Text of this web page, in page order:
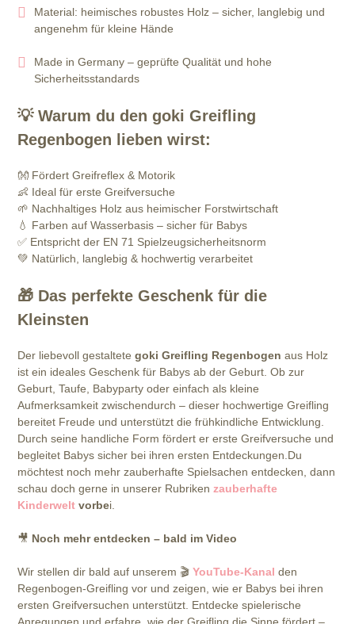
Material: heimisches robustes Holz – sicher, langlebig und
angenehm für kleine Hände
Made in Germany – geprüfte Qualität und hohe
Sicherheitsstandards
💡Warum du den goki Greifling
Regenbogen lieben wirst:
👐 Fördert Greifreflex & Motorik
👶 Ideal für erste Greifversuche
🌱 Nachhaltiges Holz aus heimischer Forstwirtschaft
💧 Farben auf Wasserbasis – sicher für Babys
✅ Entspricht der EN 71 Spielzeugsicherheitsnorm
💚 Natürlich, langlebig & hochwertig verarbeitet
🎁 Das perfekte Geschenk für die
Kleinsten
Der liebevoll gestaltetegoki Greifling Regenbogen aus Holz
ist ein ideales Geschenk für Babys ab der Geburt. Ob zur
Geburt, Taufe, Babyparty oder einfach als kleine
Aufmerksamkeit zwischendurch – dieser hochwertige Greifling
bereitet Freude und unterstützt die frühkindliche Entwicklung.
Durch seine handliche Form fördert er erste Greifversuche und
begleitet Babys sicher bei ihren ersten Entdeckungen.Du
möchtest noch mehr zauberhafte Spielsachen entdecken, dann
schau doch gerne in unserer Rubrikenzauberhafte
Kinderwelt vorbei.
🎥 Noch mehr entdecken – bald im Video
Wir stellen dir bald auf unserem 🎬YouTube-Kanal den
Regenbogen-Greifling vor und zeigen, wie er Babys bei ihren
ersten Greifversuchen unterstützt. Entdecke spielerische